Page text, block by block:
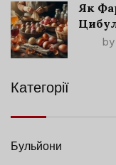
Як
by
Категорії
Бульйони